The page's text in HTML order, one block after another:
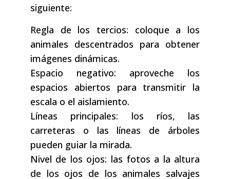
siguiente:
Regla de los tercios: coloque a los
animales descentrados para obtener
imágenes dinámicas.
Espacio negativo: aproveche los
espacios abiertos para transmitir la
escala o el aislamiento.
Líneas principales: los ríos, las
carreteras o las líneas de árboles
pueden guiar la mirada.
Nivel de los ojos: las fotos a la altura
de los ojos de los animales salvajes